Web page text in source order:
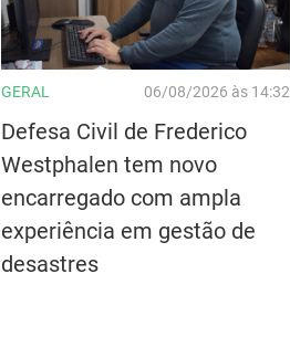
GERAL 06/08/2026 às 14:32
Defesa Civil de Frederico
Westphalen tem novo
encarregado com ampla
experiência em gestão de
desastres